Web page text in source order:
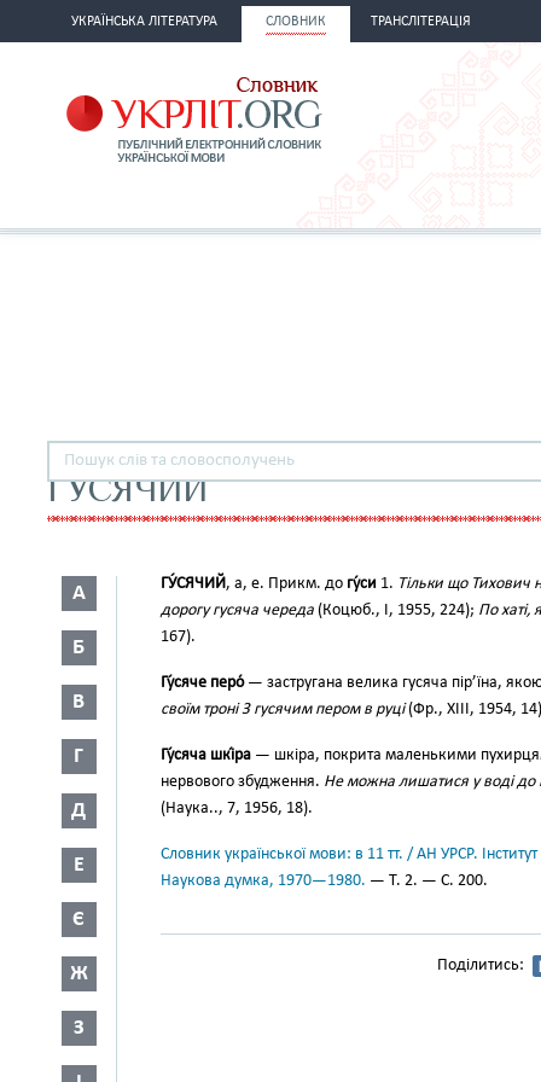
УКРАЇНСЬКА ЛІТЕРАТУРА СЛОВНИК ТРАНСЛІТЕРАЦІЯ
ГУСЯЧИЙ
А
Б
В
Г
Д
Е
Є
Ж
З
ГУ́СЯЧИЙ, а, е. Прикм. до гу́си 1. Тільки що Тихович
дорогу гусяча череда (Коцюб., І, 1955, 224); По хаті,
167).
Гу́сяче перо́— застругана велика гусяча пір’їна,
своїм троні З гусячим пером в руці(Фр., XIII, 1954,
Гу́сяча шкі́ра — шкіра, покрита маленькими
нервового збудження. Не можна лишатися у воді до
(Наука.., 7, 1956, 18).
Словник української мови: в 11 тт. / АН УРСР.
Наукова думка, 1970—1980. — Т. 2. — С. 200.
Поділитись: